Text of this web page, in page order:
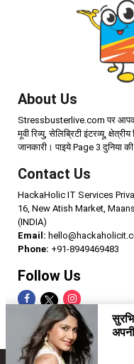
About Us
Stressbusterlive.com पर आपको
मूवी रिव्यु, सेलिब्रिटी इंटरव्यू,
जानकारी। पाइये Page 3 दुनिया
Contact Us
HackaHolic IT Services
16, New Atish Market,
(INDIA)
Email:
Phone: +91-8949469483
Follow Us